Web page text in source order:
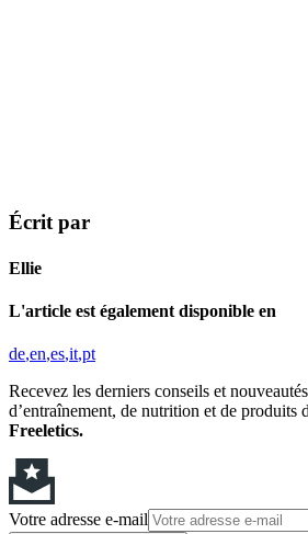
Écrit par
Ellie
L'article est également disponible en
de en es it pt
Recevez les derniers conseils et
d’entraînement, de nutrition et de produits
Freeletics.
Votre adresse e-mail